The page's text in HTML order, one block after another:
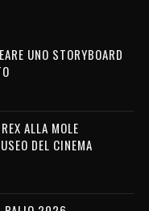
UNO STORYBOARD
ALLA MOLE
DEL CINEMA